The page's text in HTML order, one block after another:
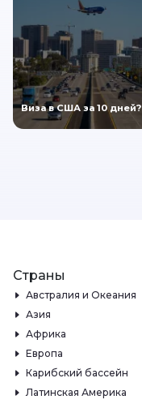
Виза в США за 10 дней?
Страны
Австралия и Океания
Азия
Африка
Европа
Карибский бассейн
Латинская Америка